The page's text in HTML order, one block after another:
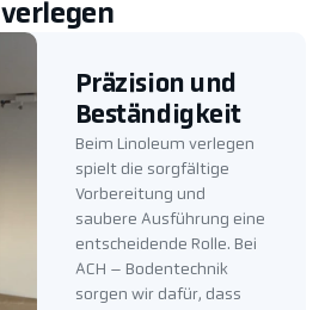
verlegen
Präzision und
Beständigkeit
Beim Linoleum verlegen
spielt die sorgfältige
Vorbereitung und
saubere Ausführung eine
entscheidende Rolle. Bei
ACH – Bodentechnik
sorgen wir dafür, dass